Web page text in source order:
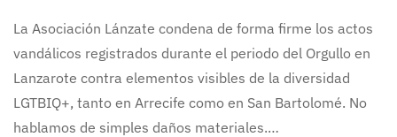
La Asociación Lánzate condena de forma firme los actos
vandálicos registrados durante el periodo del Orgullo en
Lanzarote contra elementos visibles de la diversidad
LGTBIQ+, tanto en Arrecife como en San Bartolomé. No
hablamos de simples daños materiales.…